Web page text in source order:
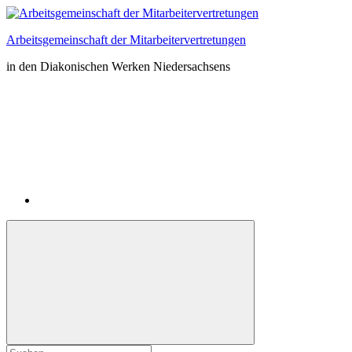
Zum
springen
Arbeitsgemeinschaft der Mitarbeitervertretungen
in den Diakonischen Werken Niedersachsens
Suchformular